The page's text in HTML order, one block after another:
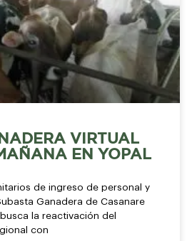
VIRTUAL
EN YOPAL
de ingreso de personal y
Ganadera de Casanare
busca la reactivación del
con